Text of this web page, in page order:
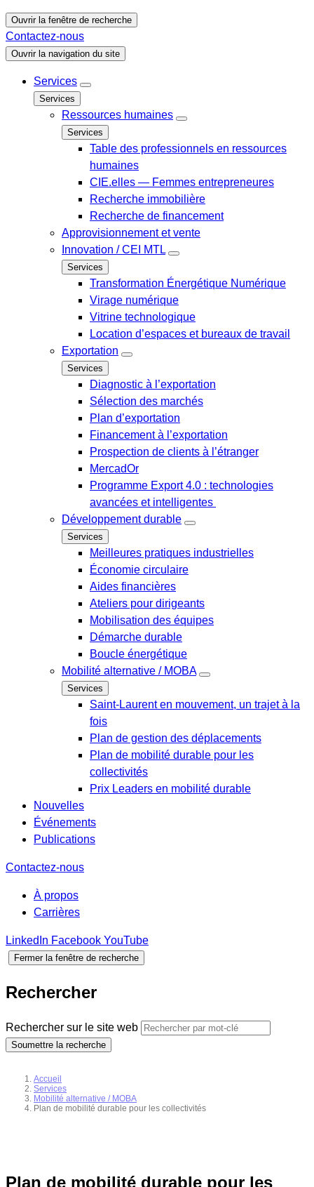
Ouvrir la fenêtre de recherche
Contactez-nous
Ouvrir la navigation du site
Services
Services
Ressources humaines
Services
Table des professionnels en ressources
humaines
CIE.elles — Femmes entrepreneures
Recherche immobilière
Recherche de financement
Approvisionnement et vente
Innovation / CEI MTL
Services
Transformation Énergétique Numérique
Virage numérique
Vitrine technologique
Location d’espaces et bureaux de travail
Exportation
Services
Diagnostic à l’exportation
Sélection des marchés
Plan d’exportation
Financement à l’exportation
Prospection de clients à l’étranger
MercadOr
Programme Export 4.0 : technologies
avancées et intelligentes
Développement durable
Services
Meilleures pratiques industrielles
Économie circulaire
Aides financières
Ateliers pour dirigeants
Mobilisation des équipes
Démarche durable
Boucle énergétique
Mobilité alternative / MOBA
Services
Saint-Laurent en mouvement, un trajet à la
fois
Plan de gestion des déplacements
Plan de mobilité durable pour les
collectivités
Prix Leaders en mobilité durable
Nouvelles
Événements
Publications
Contactez-nous
À propos
Carrières
LinkedIn Facebook YouTube
Fermer la fenêtre de recherche
Rechercher
Rechercher sur le site web
Soumettre la recherche
Accueil
Services
Mobilité alternative / MOBA
Plan de mobilité durable pour les collectivités
Plan de mobilité durable pour les